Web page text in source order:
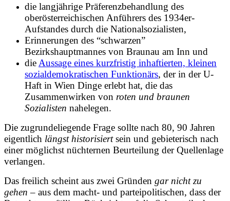
die langjährige Präferenzbehandlung des
oberösterreichischen Anführers des 1934er-
Aufstandes durch die Nationalsozialisten,
Erinnerungen des “schwarzen”
Bezirkshauptmannes von Braunau am Inn und
die Aussage eines kurzfristig inhaftierten, kleinen
sozialdemokratischen Funktionärs, der in der U-
Haft in Wien Dinge erlebt hat, die das
Zusammenwirken von roten und braunen
Sozialisten nahelegen.
Die zugrundeliegende Frage sollte nach 80, 90 Jahren
eigentlich längst historisiertsein und gebieterisch nach
einer möglichst nüchternen Beurteilung der Quellenlage
verlangen.
Das freilich scheint aus zwei Gründen gar nicht zu
gehen – aus dem macht- und parteipolitischen, dass der